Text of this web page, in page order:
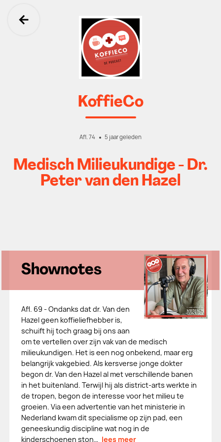
Ga terug
KoffieCo
Afl. 74 5 jaar geleden
Medisch Milieukundige - Dr.
Peter van den Hazel
Shownotes
Afl. 69 - Ondanks dat dr. Van den
Hazel geen koffieliefhebber is,
schuift hij toch graag bij ons aan
om te vertellen over zijn vak van de medisch
milieukundigen. Het is een nog onbekend, maar erg
belangrijk vakgebied. Als kersverse jonge dokter
begon dr. Van den Hazel al met verschillende banen
in het buitenland. Terwijl hij als district-arts werkte in
de tropen, begon de interesse voor het milieu te
groeien. Via een advertentie van het ministerie in
Nederland kwam dit specialisme op zijn pad, een
geneeskundig discipline wat nog in de
kinderschoenen ston… lees meer